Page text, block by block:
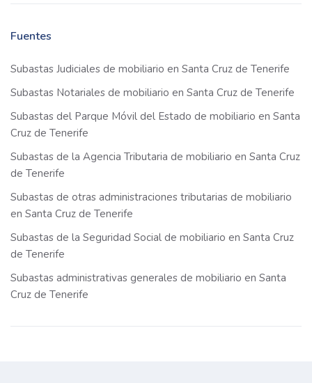
Fuentes
Subastas Judiciales de mobiliario en Santa Cruz de Tenerife
Subastas Notariales de mobiliario en Santa Cruz de Tenerife
Subastas del Parque Móvil del Estado de mobiliario en Santa
Cruz de Tenerife
Subastas de la Agencia Tributaria de mobiliario en Santa Cruz
de Tenerife
Subastas de otras administraciones tributarias de mobiliario
en Santa Cruz de Tenerife
Subastas de la Seguridad Social de mobiliario en Santa Cruz
de Tenerife
Subastas administrativas generales de mobiliario en Santa
Cruz de Tenerife